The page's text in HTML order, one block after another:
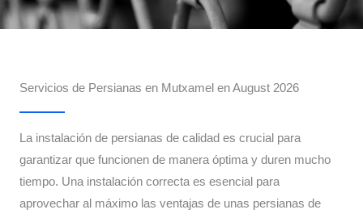
Servicios de Persianas en Mutxamel en August 2026
La instalación de persianas de calidad es crucial para
garantizar que funcionen de manera óptima y duren mucho
tiempo. Una instalación correcta es esencial para
aprovechar al máximo las ventajas de unas persianas de